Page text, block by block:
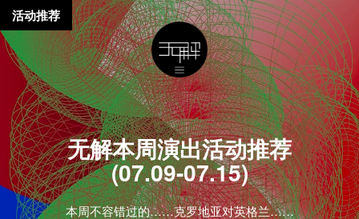
无解本周演出活动推荐
(07.09-07.15)
本周不容错过的……克罗地亚对英格兰……
活动推荐